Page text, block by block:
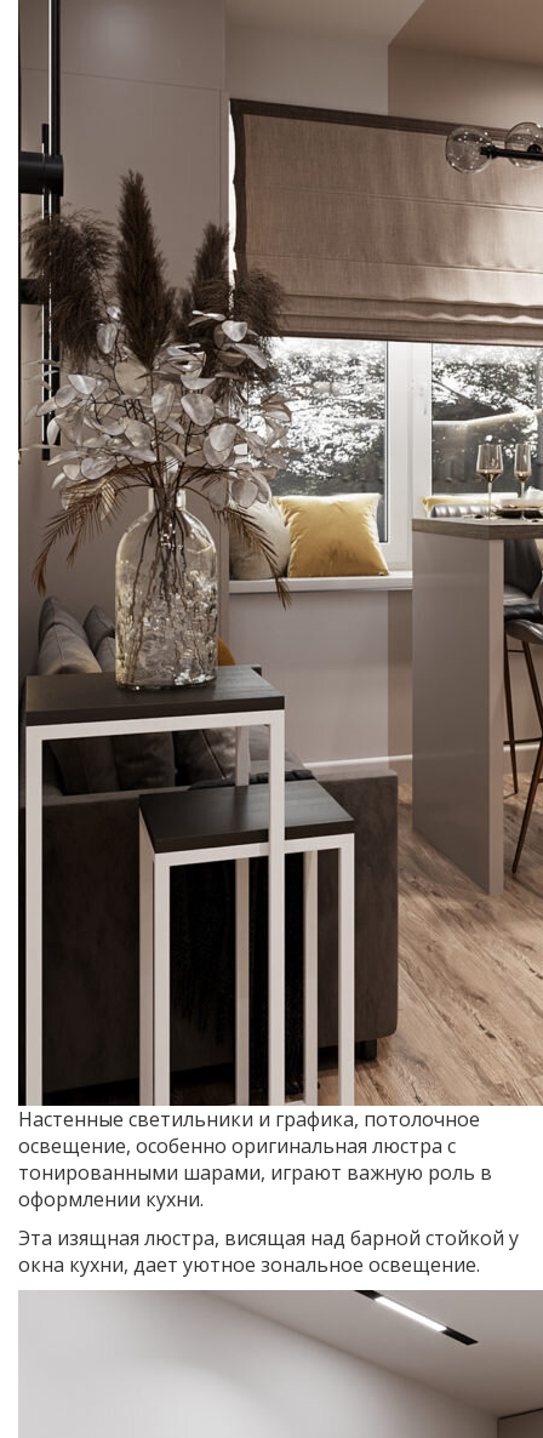
Настенные светильники и графика, потолочное
освещение, особенно оригинальная люстра с
тонированными шарами, играют важную роль в
оформлении кухни.
Эта изящная люстра, висящая над барной стойкой у
окна кухни, дает уютное зональное освещение.